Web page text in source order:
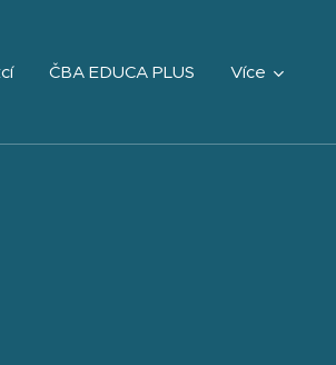
ČBA EDUCA PLUS Více